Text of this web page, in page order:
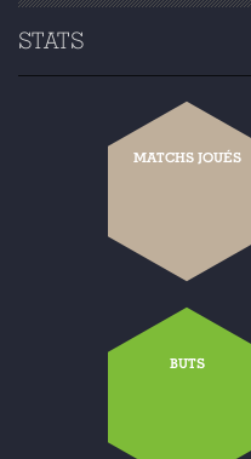
STATS
MATCHS JOUÉS
BUTS